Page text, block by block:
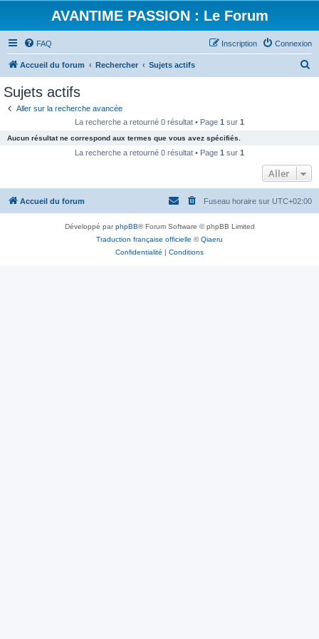
AVANTIME PASSION : Le Forum
FAQ Connexion
Inscription
Accueil du forum Rechercher Sujets actifs
c
e
Sujets actifs
Aller sur la recherche avancée
La recherche a retourné 0 résultat • Page 1 sur 1
Aucun résultat ne correspond aux termes que vous avez spécifiés.
La recherche a retourné 0 résultat • Page 1 sur 1
Aller
Accueil du forum Fuseau horaire sur UTC+02:00
Développé parphpBB® Forum Software © phpBB Limited
Traduction française officielle ©Qiaeru
Confidentialité | Conditions